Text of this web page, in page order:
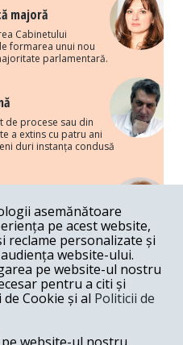
majoră
Cabinetului
formarea unui nou
parlamentară.
de procese sau din
a extins cu patru ani
duri instanța condusă
politic
cu retorica falsă a
de fapt, ascunde
averilor unor caste.
partea românilor
voci care lansează
politician care deranjează un
asemănătoare
pe acest website,
personalizate și
website-ului.
pe website-ul nostru
pentru a citi și
Cookie și al Politicii de